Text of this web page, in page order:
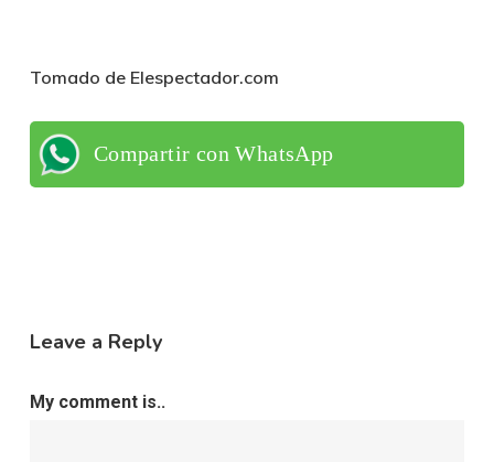
Tomado de Elespectador.com
Compartir con WhatsApp
Leave a Reply
My comment is..